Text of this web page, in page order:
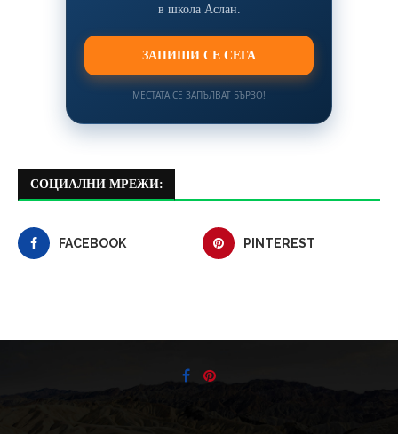
в школа Аслан.
ЗАПИШИ СЕ СЕГА
МЕСТАТА СЕ ЗАПЪЛВАТ БЪРЗО!
СОЦИАЛНИ МРЕЖИ:
FACEBOOK PINTEREST